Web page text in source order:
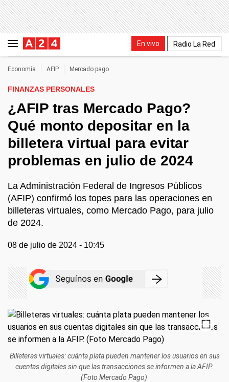
En vivo Radio La Red
Economía AFIP Mercado pago
FINANZAS PERSONALES
¿AFIP tras Mercado Pago?
Qué monto depositar en la
billetera virtual para evitar
problemas en julio de 2024
La Administración Federal de Ingresos Públicos
(AFIP) confirmó los topes para las operaciones en
billeteras virtuales, como Mercado Pago, para julio
de 2024.
08 de julio de 2024 - 10:45
Billeteras virtuales: cuánta plata pueden mantener los usuarios en sus
cuentas digitales sin que las transacciones se informen a la AFIP.
(Foto Mercado Pago)